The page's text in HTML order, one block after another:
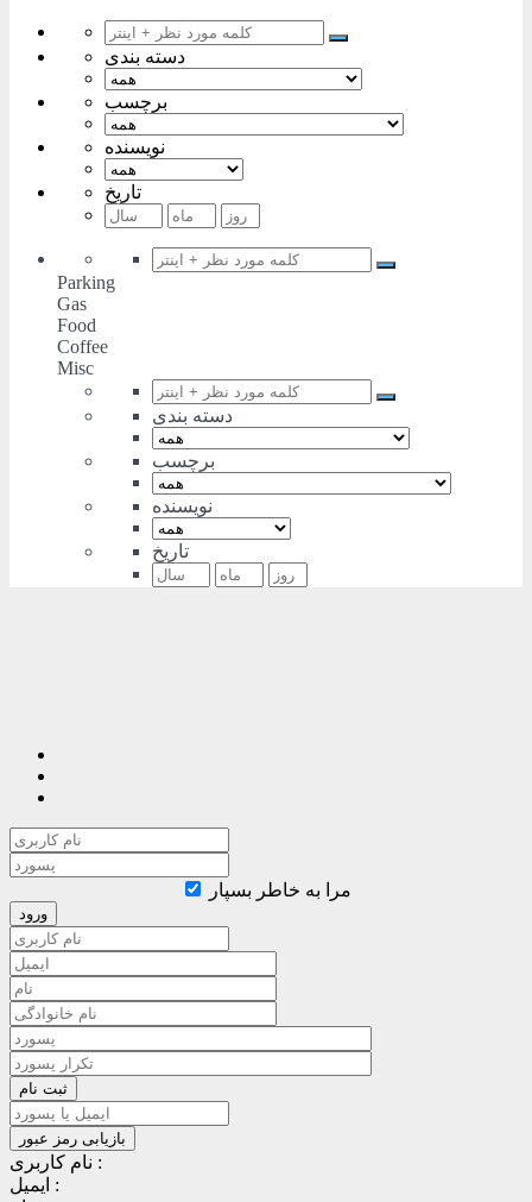
دسته بندی
برچسب
نویسنده
تاریخ
Parking
Gas
Food
Coffee
Misc
دسته بندی
برچسب
نویسنده
تاریخ
مرا به خاطر بسپار
نام کاربری :
ایمیل :